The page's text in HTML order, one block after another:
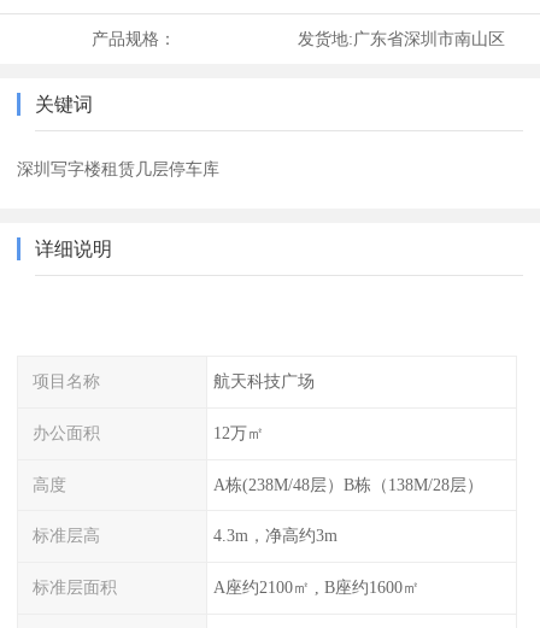
产品规格： 发货地:广东省深圳市南山区
关键词
深圳写字楼租赁几层停车库
详细说明
项目名称 航天科技广场
办公面积 12万㎡
高度 A栋(238M/48层）B栋（138M/28层）
标准层高 4.3m，净高约3m
标准层面积 A座约2100㎡ , B座约1600㎡